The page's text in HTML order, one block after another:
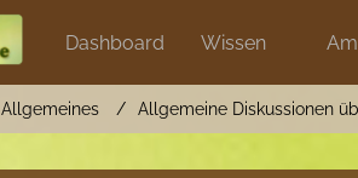
Dashboard Wissen
Allgemeines Allgemeine Diskussionen